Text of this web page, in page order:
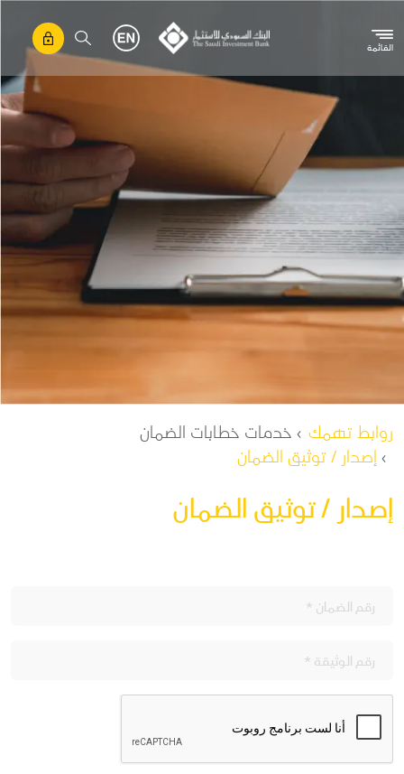
تجاوز إلى المحتوى الرئيسي
القائمة
مسار التنقل
روابط تهمك خدمات خطابات الضمان
إصدار / توثيق الضمان
إصدار / توثيق الضمان